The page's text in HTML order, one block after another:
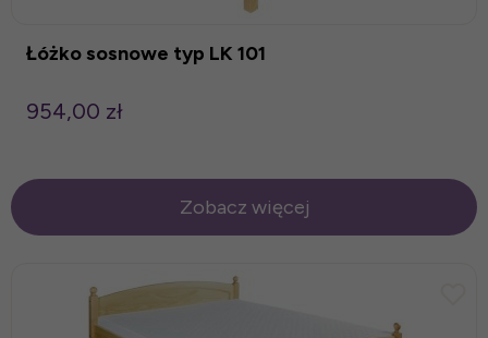
Łóżko sosnowe typ LK 101
954,00 zł
Zobacz więcej